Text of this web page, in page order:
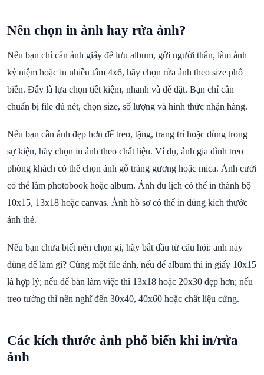
Nên chọn in ảnh hay rửa ảnh?
Nếu bạn chỉ cần ảnh giấy để lưu album, gửi người thân, làm ảnh
kỷ niệm hoặc in nhiều tấm 4x6, hãy chọn rửa ảnh theo size phổ
biến. Đây là lựa chọn tiết kiệm, nhanh và dễ đặt. Bạn chỉ cần
chuẩn bị file đủ nét, chọn size, số lượng và hình thức nhận hàng.
Nếu bạn cần ảnh đẹp hơn để treo, tặng, trang trí hoặc dùng trong
sự kiện, hãy chọn in ảnh theo chất liệu. Ví dụ, ảnh gia đình treo
phòng khách có thể chọn ảnh gỗ tráng gương hoặc mica. Ảnh cưới
có thể làm photobook hoặc album. Ảnh du lịch có thể in thành bộ
10x15, 13x18 hoặc canvas. Ảnh hồ sơ có thể in đúng kích thước
ảnh thẻ.
Nếu bạn chưa biết nên chọn gì, hãy bắt đầu từ câu hỏi: ảnh này
dùng để làm gì? Cùng một file ảnh, nếu để album thì in giấy 10x15
là hợp lý; nếu để bàn làm việc thì 13x18 hoặc 20x30 đẹp hơn; nếu
treo tường thì nên nghĩ đến 30x40, 40x60 hoặc chất liệu cứng.
Các kích thước ảnh phổ biến khi in/rửa
ảnh